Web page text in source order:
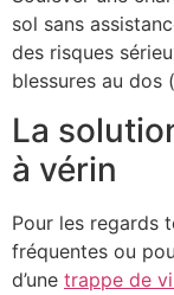
sol sans
des risques
blessures au dos
La
à vérin
Pour les regards
fréquentes ou
d’une trappe de